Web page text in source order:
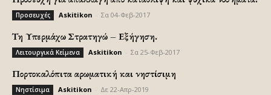
Προσευχές Askitikon Σα 04-Φεβ-2017
Τη Υπερμάχω Στρατηγώ – Εξήγηση.
Λειτουργικά Κείμενα Askitikon Σα 25-Φεβ-2017
Πορτοκαλόπιτα αρωματική και νηστίσιμη
Νηστίσιμα Askitikon Δε 22-Απρ-2019